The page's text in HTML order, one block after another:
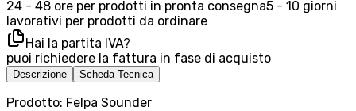
24 - 48 ore per prodotti in pronta consegna5 - 10 giorni
lavorativi per prodotti da ordinare
Hai la partita IVA?
puoi richiedere la fattura in fase di acquisto
Descrizione Scheda Tecnica
Prodotto: Felpa Sounder